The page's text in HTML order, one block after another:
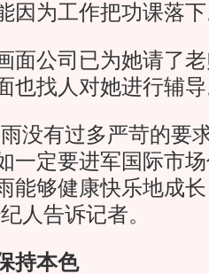
因为工作把功课落
公司已为她请了老
也找人对她进行辅
有过多严苛的要
一定要进军国际市
能够健康快乐地成
人告诉记者。
本色